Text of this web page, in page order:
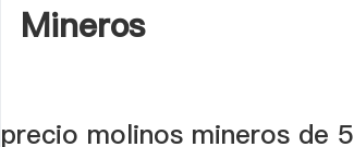
Mineros
precio molinos mineros de 5